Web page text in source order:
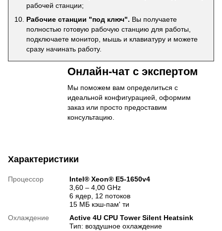
рабочей станции;
Рабочие станции "под ключ". Вы получаете
полностью готовую рабочую станцию для работы,
подключаете монитор, мышь и клавиатуру и можете
сразу начинать работу.
Онлайн-чат с экспертом
Мы поможем вам определиться с
идеальной конфигурацией, оформим
заказ или просто предоставим
консультацию.
Характеристики
Процессор
Intel® Xeon® E5-1650v4
3,60 – 4,00 GHz
6 ядер, 12 потоков
15 МБ кэш-пам' ти
Охлаждение
Active 4U CPU Tower Silent Heatsink
Тип: воздушное охлаждение